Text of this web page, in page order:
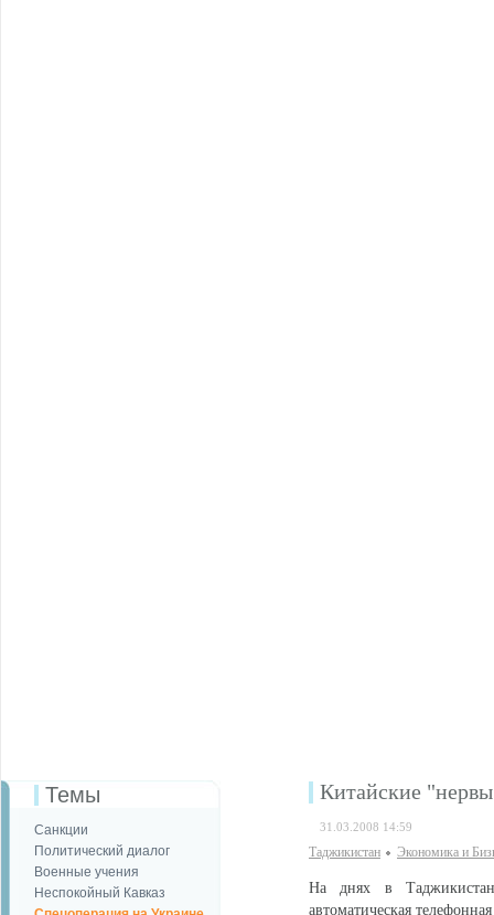
Темы
Санкции
Политический диалог
Военные учения
Неспокойный Кавказ
Китайские
31.03.2008 14:59
Таджикистан Экономика и
На днях в
автоматическая